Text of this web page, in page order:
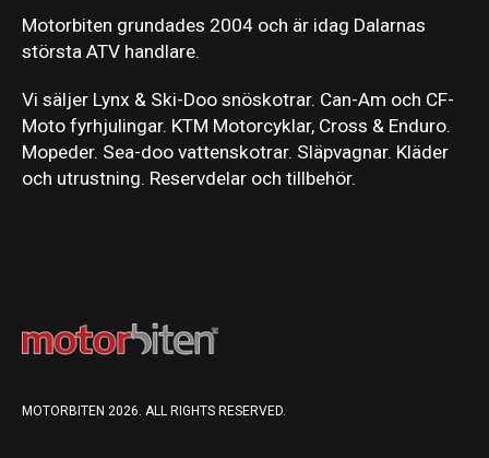
Motorbiten grundades 2004 och är idag Dalarnas
största ATV handlare.
Vi säljer Lynx & Ski-Doo snöskotrar. Can-Am och CF-
Moto fyrhjulingar. KTM Motorcyklar, Cross & Enduro.
Mopeder. Sea-doo vattenskotrar. Släpvagnar. Kläder
och utrustning. Reservdelar och tillbehör.
MOTORBITEN 2026. ALL RIGHTS RESERVED.